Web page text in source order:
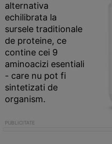
alternativa
echilibrata la
sursele traditionale
de proteine, ce
contine cei 9
aminoacizi esentiali
- care nu pot fi
sintetizati de
organism.